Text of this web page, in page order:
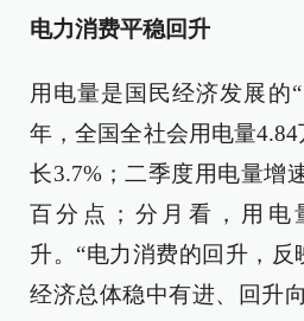
电力消费平稳回升
用电量是国民经济发展的
年，全国全社会用电量
长3.7%；二季度用电量增
百分点；分月看，用电
升。“电力消费的回升，
经济总体稳中有进、回升